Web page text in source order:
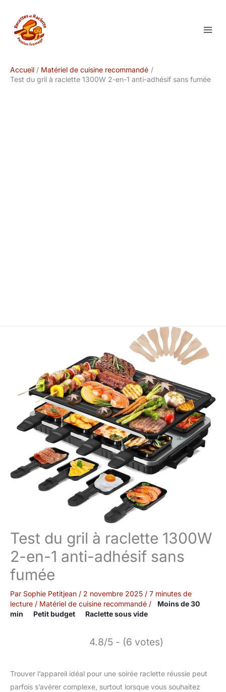
contenu
Accueil
Matériel de cuisine recommandé
Test du gril à raclette 1300W 2-en-1 anti-adhésif sans fumée
Test du gril à raclette 1300W
2-en-1 anti-adhésif sans
fumée
Par Sophie Petitjean / 2 novembre 2025 / 7 minutes de
lecture / Matériel de cuisine recommandé /
Moins de 30
min
Petit budget Raclette sous vide
4.8/5 - (6 votes)
Trouver l’appareil idéal pour une soirée raclette réussie peut
parfois s’avérer complexe, surtout lorsque vous souhaitez